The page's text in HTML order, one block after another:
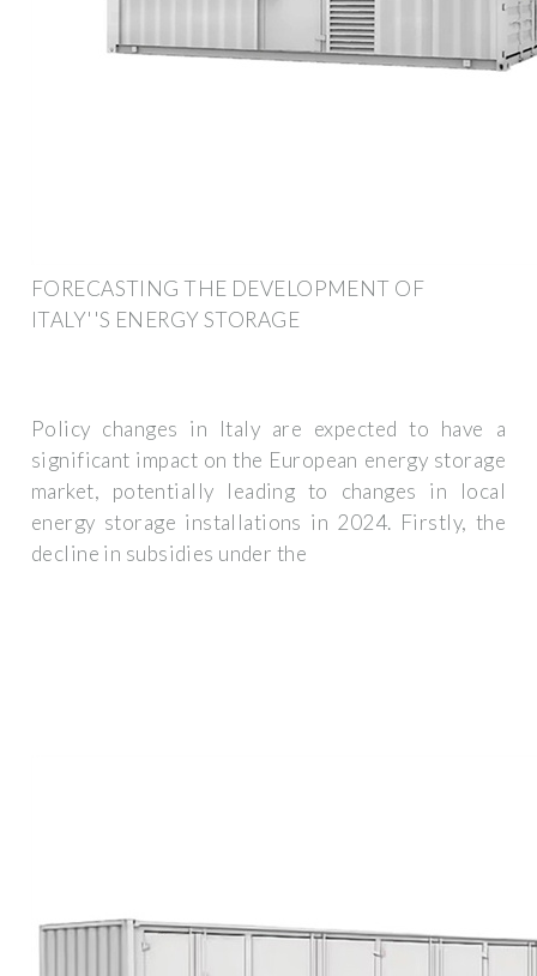
FORECASTING THE DEVELOPMENT OF
ITALY''S ENERGY STORAGE
Policy changes in Italy are expected to have a
significant impact on the European energy storage
market, potentially leading to changes in local
energy storage installations in 2024. Firstly, the
decline in subsidies under the